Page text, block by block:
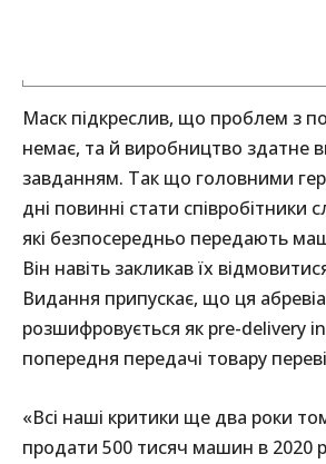
Маск підкреслив, що проблем з
немає, та й виробництво здатне
завданням. Так що головними
дні повинні стати співробітники
які безпосередньо передають
Він навіть закликав їх
Видання припускає, що ця
розшифровується як pre-delivery
попередня передачі товару
«Всі наші критики ще два роки
продати 500 тисяч машин в 2020